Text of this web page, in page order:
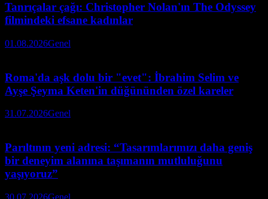
Tanrıçalar çağı: Christopher Nolan'ın The Odyssey
filmindeki efsane kadınlar
01.08.2026Genel
Roma'da aşk dolu bir "evet": İbrahim Selim ve
Ayşe Şeyma Keten'in düğününden özel kareler
31.07.2026Genel
Parıltının yeni adresi: “Tasarımlarımızı daha geniş
bir deneyim alanına taşımanın mutluluğunu
yaşıyoruz”
30.07.2026Genel